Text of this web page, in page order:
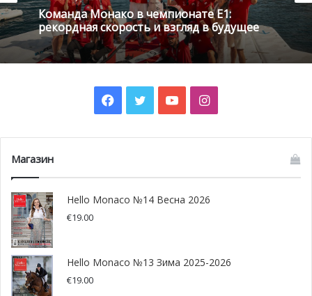
Фото: facebook.com/MonteCarloCountryClub
Команда Монако в чемпионате E1:
рекордная скорость и взгляд в будущее
20 июля , 2026
Шарль Леклер вновь покорил Спа: Ferrari
Facebook
TwitterYouTubeInstagram
Магазин
Hello Monaco №14 Весна 2026
€19.00
Hello Monaco №13 Зима 2025-2026
€19.00